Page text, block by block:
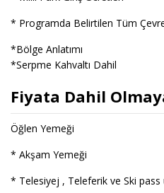
* Programda Belirtilen Tüm
*Bölge Anlatımı
*Serpme Kahvaltı Dahil
Fiyata Dahil
Öğlen Yemeği
* Akşam Yemeği
* Telesiyej , Teleferik ve Ski pass